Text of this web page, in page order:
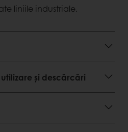
la coacere
din umplutură către aluat
liniile industriale
co-extrudare).
de pădure
savurat.
liniile industriale.
și descărcări